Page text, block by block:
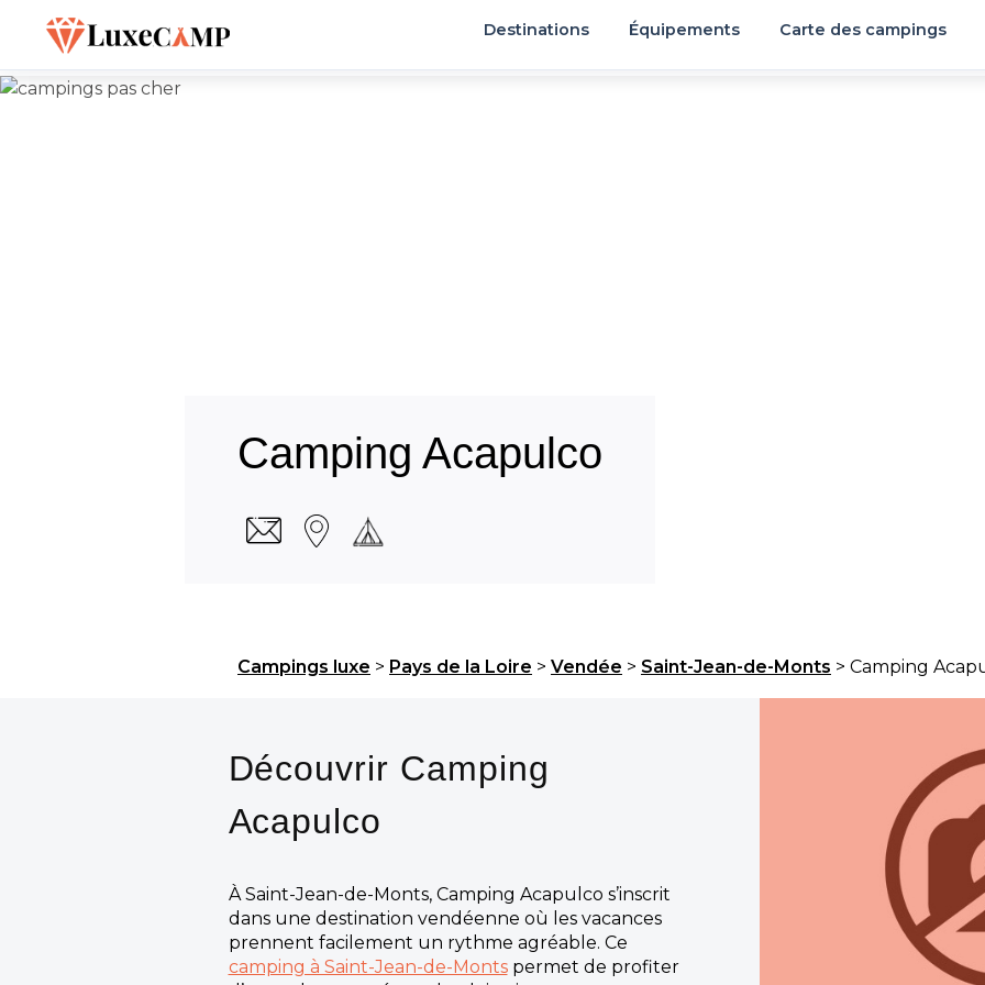
Destinations Équipements Carte des campings
Camping Acapulco
Campings luxe > Pays de la Loire > Vendée > Saint-Jean-de-Monts > Camping
Découvrir Camping
Acapulco
À Saint-Jean-de-Monts, Camping Acapulco s’inscrit
dans une destination vendéenne où les vacances
prennent facilement un rythme agréable. Ce
camping à Saint-Jean-de-Montspermet de profiter